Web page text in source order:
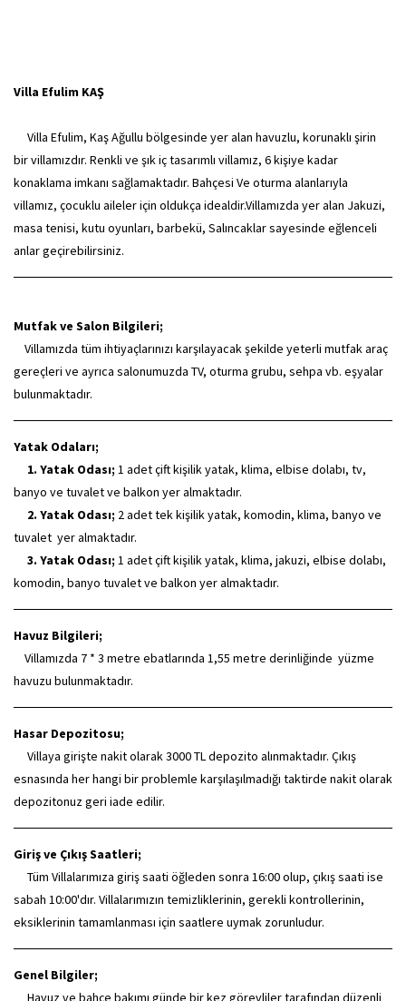
Villa Efulim KAŞ
Villa Efulim, Kaş Ağullu bölgesinde yer alan havuzlu, korunaklı şirin
bir villamızdır. Renkli ve şık iç tasarımlı villamız, 6 kişiye kadar
konaklama imkanı sağlamaktadır. Bahçesi Ve oturma alanlarıyla
villamız, çocuklu aileler için oldukça idealdir.Villamızda yer alan Jakuzi,
masa tenisi, kutu oyunları, barbekü, Salıncaklar sayesinde eğlenceli
anlar geçirebilirsiniz.
Mutfak ve Salon Bilgileri;
Villamızda tüm ihtiyaçlarınızı karşılayacak şekilde yeterli mutfak araç
gereçleri ve ayrıca salonumuzda TV, oturma grubu, sehpa vb. eşyalar
bulunmaktadır.
Yatak Odaları;
1. Yatak Odası; 1 adet çift kişilik yatak, klima, elbise dolabı, tv,
banyo ve tuvalet ve balkon yer almaktadır.
2. Yatak Odası; 2 adet tek kişilik yatak, komodin, klima, banyo ve
tuvalet yer almaktadır.
3. Yatak Odası; 1 adet çift kişilik yatak, klima, jakuzi, elbise dolabı,
komodin, banyo tuvalet ve balkon yer almaktadır.
Havuz Bilgileri;
Villamızda 7 * 3 metre ebatlarında 1,55 metre derinliğinde yüzme
havuzu bulunmaktadır.
Hasar Depozitosu;
Villaya girişte nakit olarak 3000 TL depozito alınmaktadır. Çıkış
esnasında her hangi bir problemle karşılaşılmadığı taktirde nakit olarak
depozitonuz geri iade edilir.
Giriş ve Çıkış Saatleri;
Tüm Villalarımıza giriş saati öğleden sonra 16:00 olup, çıkış saati ise
sabah 10:00'dır. Villalarımızın temizliklerinin, gerekli kontrollerinin,
eksiklerinin tamamlanması için saatlere uymak zorunludur.
Genel Bilgiler;
Havuz ve bahçe bakımı günde bir kez görevliler tarafından düzenli